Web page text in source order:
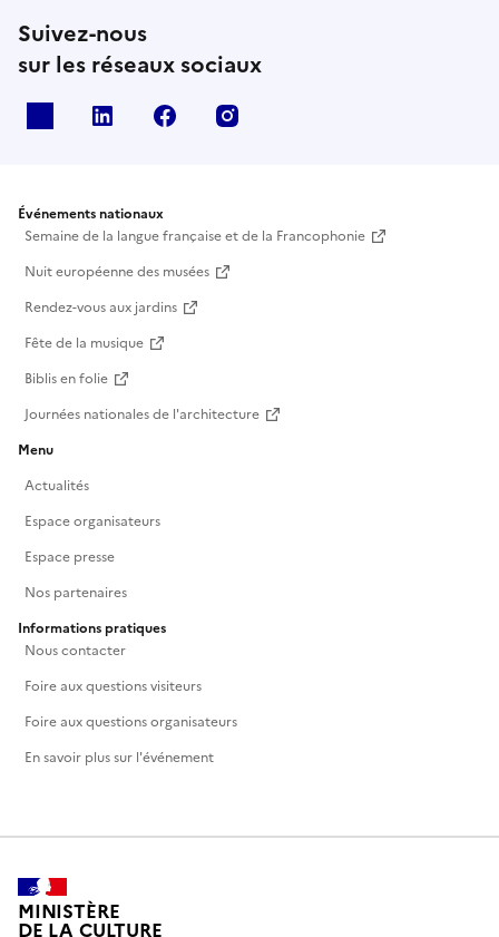
Suivez-nous
sur les réseaux sociaux
Linkedin Facebook
Événements nationaux
Semaine de la langue française et de la Francophonie
Nuit européenne des musées
Rendez-vous aux jardins
Fête de la musique
Biblis en folie
Journées nationales de l'architecture
Menu
Actualités
Espace organisateurs
Espace presse
Nos partenaires
Informations pratiques
Nous contacter
Foire aux questions visiteurs
Foire aux questions organisateurs
En savoir plus sur l'événement
MINISTÈRE
DE LA CULTURE